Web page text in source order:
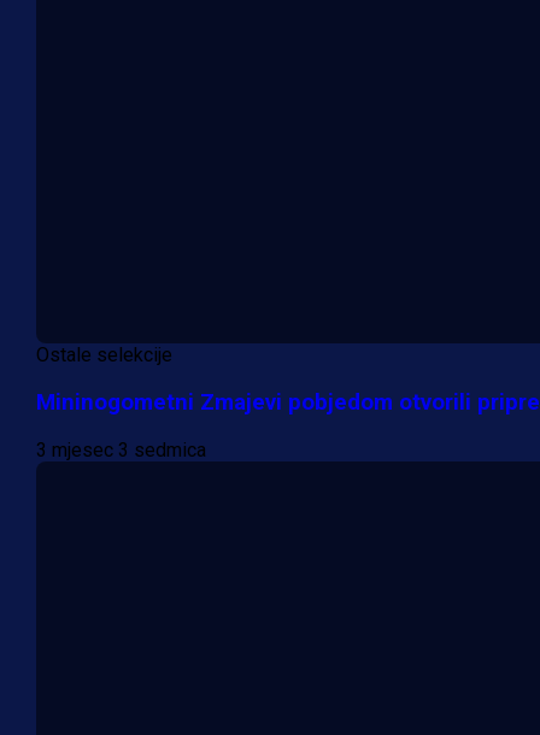
Ostale selekcije
Mininogometni Zmajevi pobjedom otvorili
3 mjesec 3 sedmica